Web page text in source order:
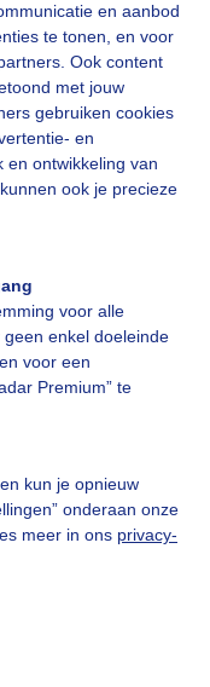
en aanbod
te tonen, en voor
Ook content
met jouw
gebruiken cookies
en
en ontwikkeling van
ook je precieze
voor alle
enkel doeleinde
voor een
Premium” te
kun je opnieuw
onderaan onze
meer in ons privacy-